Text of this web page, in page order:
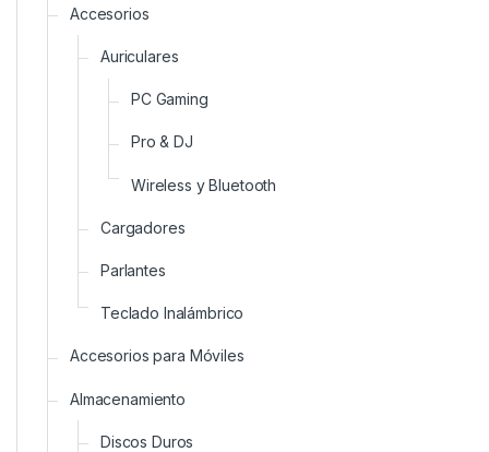
Accesorios
Auriculares
PC Gaming
Pro & DJ
Wireless y Bluetooth
Cargadores
Parlantes
Teclado Inalámbrico
Accesorios para Móviles
Almacenamiento
Discos Duros